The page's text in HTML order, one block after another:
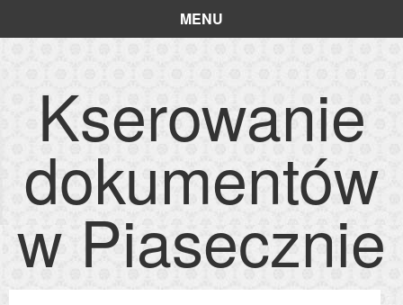
MENU
Kserowanie
dokumentów
w Piasecznie